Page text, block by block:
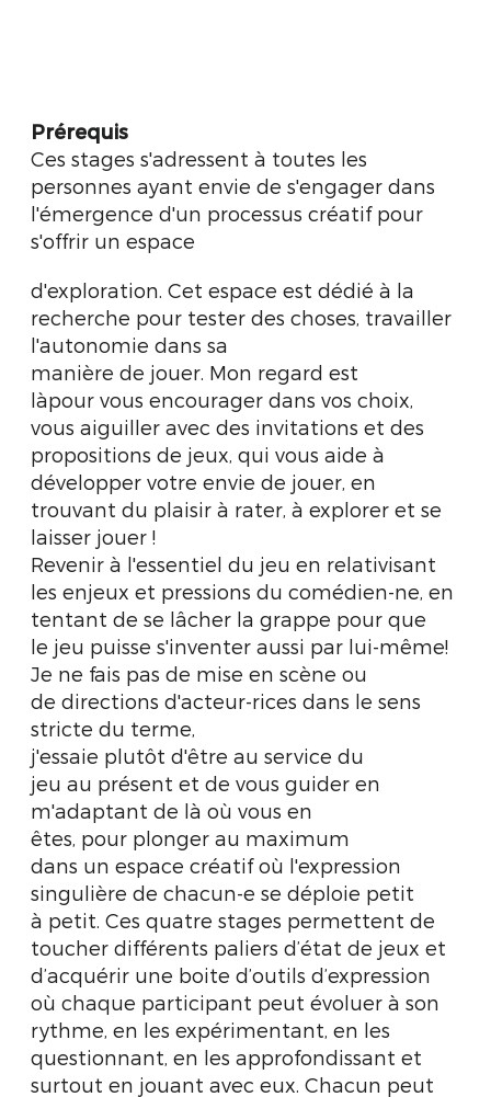
Prérequis
Ces stages s'adressent à toutes les
personnes ayant envie de s'engager dans
l'émergence d'un processus créatif pour
s'offrir un espace
d'exploration. Cet espace est dédié à la
recherche pour tester des choses, travailler
l'autonomie dans sa
manière de jouer. Mon regard est
làpour vous encourager dans vos choix,
vous aiguiller avec des invitations et des
propositions de jeux, qui vous aide à
développer votre envie de jouer, en
trouvant du plaisir à rater, à explorer et se
laisser jouer !
Revenir à l'essentiel du jeu en relativisant
les enjeux et pressions du comédien-ne, en
tentant de se lâcher la grappe pour que
le jeu puisse s'inventer aussi par lui-même!
Je ne fais pas de mise en scène ou
de directions d'acteur-rices dans le sens
stricte du terme,
j'essaie plutôt d'être au service du
jeu au présent et de vous guider en
m'adaptant de là où vous en
êtes, pour plonger au maximum
dans un espace créatif où l'expression
singulière de chacun-e se déploie petit
à petit. Ces quatre stages permettent de
toucher différents paliers d’état de jeux et
d’acquérir une boite d’outils d’expression
où chaque participant peut évoluer à son
rythme, en les expérimentant, en les
questionnant, en les approfondissant et
surtout en jouant avec eux. Chacun peut